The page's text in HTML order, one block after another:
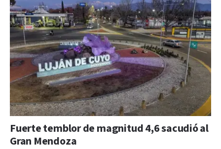
Fuerte temblor de magnitud 4,6 sacudió al
Gran Mendoza